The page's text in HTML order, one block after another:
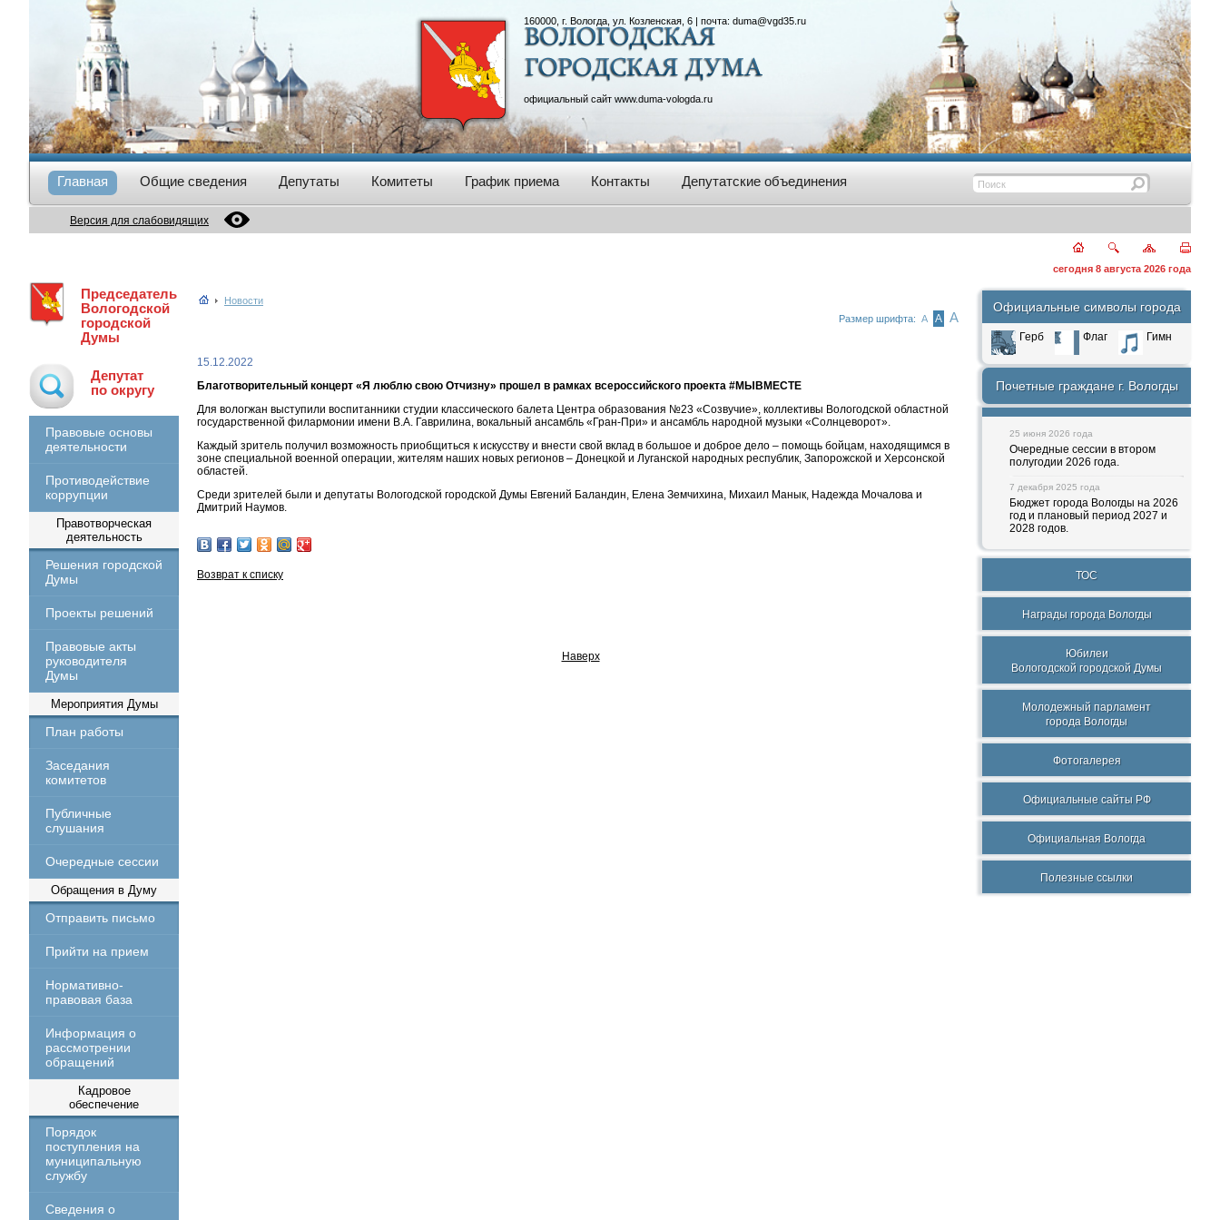
160000, г. Вологда, ул. Козленская, 6 | почта: duma@vgd35.ru
официальный сайт www.duma-vologda.ru
Главная Общие сведения Депутаты Комитеты График приема Контакты Депутатские объединения
Версия для слабовидящих
сегодня 8 августа 2026 года
Председатель
Вологодской
городской
Думы
Депутат
по округу
Правовые основы
деятельности
Противодействие
коррупции
Правотворческая
деятельность
Решения городской
Думы
Проекты решений
Правовые акты
руководителя
Думы
Мероприятия Думы
План работы
Заседания
комитетов
Публичные
слушания
Очередные сессии
Обращения в Думу
Отправить письмо
Прийти на прием
Нормативно-
правовая база
Информация о
рассмотрении
обращений
Кадровое
обеспечение
Порядок
поступления на
муниципальную
службу
Сведения о
Новости
Размер шрифта: А А А
15.12.2022
Благотворительный концерт «Я люблю свою Отчизну» прошел в рамках всероссийского проекта #МЫВМЕСТЕ
Для вологжан выступили воспитанники студии классического балета Центра образования №23 «Созвучие», коллективы Вологодской областной
государственной филармонии имени В.А. Гаврилина, вокальный ансамбль «Гран-При» и ансамбль народной музыки «Cолнцеворот».
Каждый зритель получил возможность приобщиться к искусству и внести свой вклад в большое и доброе дело – помощь бойцам, находящимся в
зоне специальной военной операции, жителям наших новых регионов – Донецкой и Луганской народных республик, Запорожской и Херсонской
областей.
Среди зрителей были и депутаты Вологодской городской Думы Евгений Баландин, Елена Земчихина, Михаил Манык, Надежда Мочалова и
Дмитрий Наумов.
Возврат к списку
Наверх
Официальные символы города
Герб Флаг Гимн
Почетные граждане г. Вологды
25 июня 2026 года
Очередные сессии в втором
полугодии 2026 года.
7 декабря 2025 года
Бюджет города Вологды на 2026
год и плановый период 2027 и
2028 годов.
ТОС
Награды города Вологды
Юбилеи
Вологодской городской Думы
Молодежный парламент
города Вологды
Фотогалерея
Официальные сайты РФ
Официальная Вологда
Полезные ссылки